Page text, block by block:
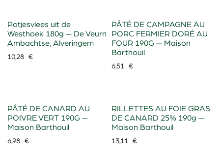
Potjesvlees uit de
Westhoek 180g — De Veurn
Ambachtse, Alveringem
10,28 €
PÂTÉ DE CAMPAGNE AU
PORC FERMIER DORÉ AU
FOUR 190G — Maison
Barthouil
6,51 €
PÂTÉ DE CANARD AU
POIVRE VERT 190G —
Maison Barthouil
6,98 €
RILLETTES AU FOIE GRAS
DE CANARD 25% 190g —
Maison Barthouil
13,11€